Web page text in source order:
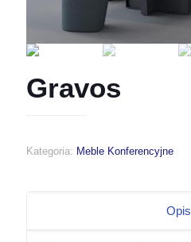
Gravos
Kategoria: Meble Konferencyjne
Opis